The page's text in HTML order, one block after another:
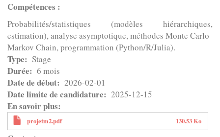
Compétences :
Probabilités/statistiques (modèles hiérarchiques,
estimation), analyse asymptotique, méthodes Monte Carlo
Markov Chain, programmation (Python/R/Julia).
Type Stage
Durée 6 mois
Date de début 2026-02-01
Date limite de candidature 2025-12-15
En savoir plus
projetm2.pdf 130.53 Ko